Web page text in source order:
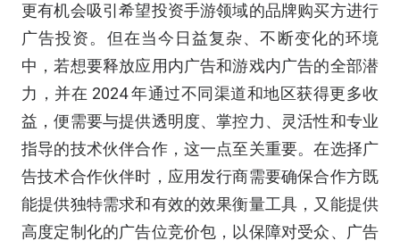
更有机会吸引希望投资手游领域的品牌购买方进行
广告投资。但在当今日益复杂、不断变化的环境
中，若想要释放应用内广告和游戏内广告的全部潜
力，并在 2024 年通过不同渠道和地区获得更多收
益，便需要与提供透明度、掌控力、灵活性和专业
指导的技术伙伴合作，这一点至关重要。在选择广
告技术合作伙伴时，应用发行商需要确保合作方既
能提供独特需求和有效的效果衡量工具，又能提供
高度定制化的广告位竞价包，以保障对受众、广告